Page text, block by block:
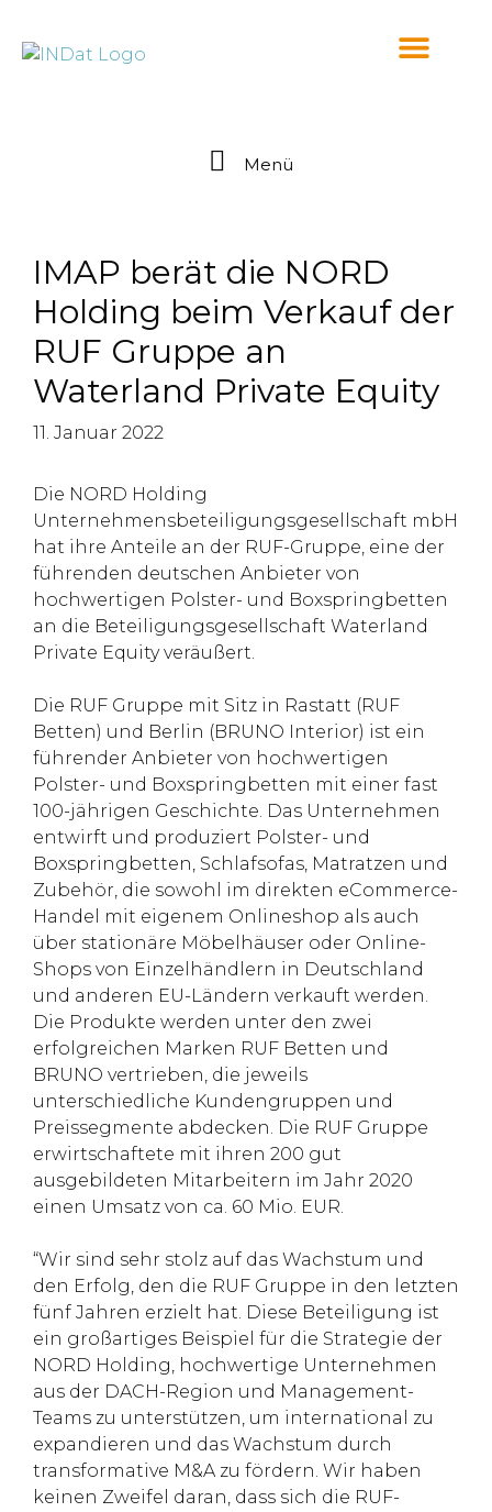
Menü
IMAP berät die NORD
Holding beim Verkauf der
RUF Gruppe an
Waterland Private Equity
11. Januar 2022
Die NORD Holding
Unternehmensbeteiligungsgesellschaft mbH
hat ihre Anteile an der RUF-Gruppe, eine der
führenden deutschen Anbieter von
hochwertigen Polster- und Boxspringbetten
an die Beteiligungsgesellschaft Waterland
Private Equity veräußert.
Die RUF Gruppe mit Sitz in Rastatt (RUF
Betten) und Berlin (BRUNO Interior) ist ein
führender Anbieter von hochwertigen
Polster- und Boxspringbetten mit einer fast
100-jährigen Geschichte. Das Unternehmen
entwirft und produziert Polster- und
Boxspringbetten, Schlafsofas, Matratzen und
Zubehör, die sowohl im direkten eCommerce-
Handel mit eigenem Onlineshop als auch
über stationäre Möbelhäuser oder Online-
Shops von Einzelhändlern in Deutschland
und anderen EU-Ländern verkauft werden.
Die Produkte werden unter den zwei
erfolgreichen Marken RUF Betten und
BRUNO vertrieben, die jeweils
unterschiedliche Kundengruppen und
Preissegmente abdecken. Die RUF Gruppe
erwirtschaftete mit ihren 200 gut
ausgebildeten Mitarbeitern im Jahr 2020
einen Umsatz von ca. 60 Mio. EUR.
“Wir sind sehr stolz auf das Wachstum und
den Erfolg, den die RUF Gruppe in den letzten
fünf Jahren erzielt hat. Diese Beteiligung ist
ein großartiges Beispiel für die Strategie der
NORD Holding, hochwertige Unternehmen
aus der DACH-Region und Management-
Teams zu unterstützen, um international zu
expandieren und das Wachstum durch
transformative M&A zu fördern. Wir haben
keinen Zweifel daran, dass sich die RUF-